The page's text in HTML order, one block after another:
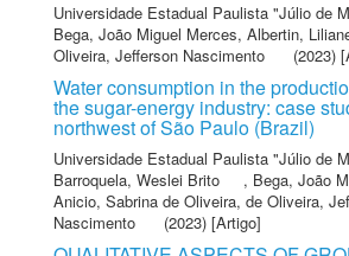
Universidade Estadual Paulista "Júlio de
Bega, João Miguel Merces, Albertin,
Oliveira, Jefferson Nascimento
(2023)
Water consumption in the
the sugar-energy industry: case
northwest of São Paulo (Brazil)
Universidade Estadual Paulista "Júlio de
Barroquela, Weslei Brito
, Bega, João
Anicio, Sabrina de Oliveira, de Oliveira,
Nascimento
(2023) [Artigo]